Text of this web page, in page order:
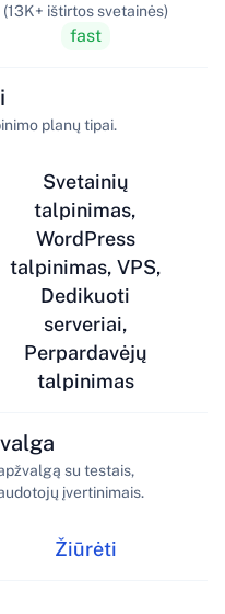
(13K+ ištirtos svetainės)
fast
planų tipai.
Svetainių
talpinimas,
WordPress
talpinimas, VPS,
Dedikuoti
serveriai,
Perpardavėjų
talpinimas
su testais,
įvertinimais.
Žiūrėti